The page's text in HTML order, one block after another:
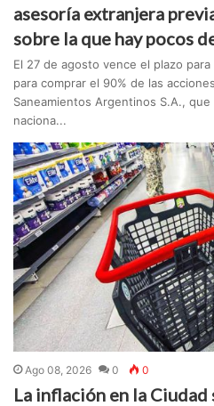
asesoría extranjera
sobre la que hay pocos
El 27 de agosto vence el plazo
para comprar el 90% de las
Saneamientos Argentinos S.A.,
naciona...
Ago 08, 2026 0 0
La inflación en la Ciudad